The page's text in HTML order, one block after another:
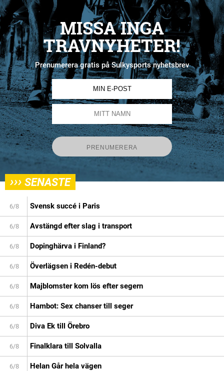
MISSA INGA
TRAVNYHETER!
Prenumerera gratis på Sulkysports nyhetsbrev
››› SENASTE
6/8 Svensk succé i Paris
6/8 Avstängd efter slag i transport
6/8 Dopinghärva i Finland?
6/8 Överlägsen i Redén-debut
6/8 Majblomster kom lös efter segern
6/8 Hambot: Sex chanser till seger
6/8 Diva Ek till Örebro
6/8 Finalklara till Solvalla
6/8 Helan Går hela vägen